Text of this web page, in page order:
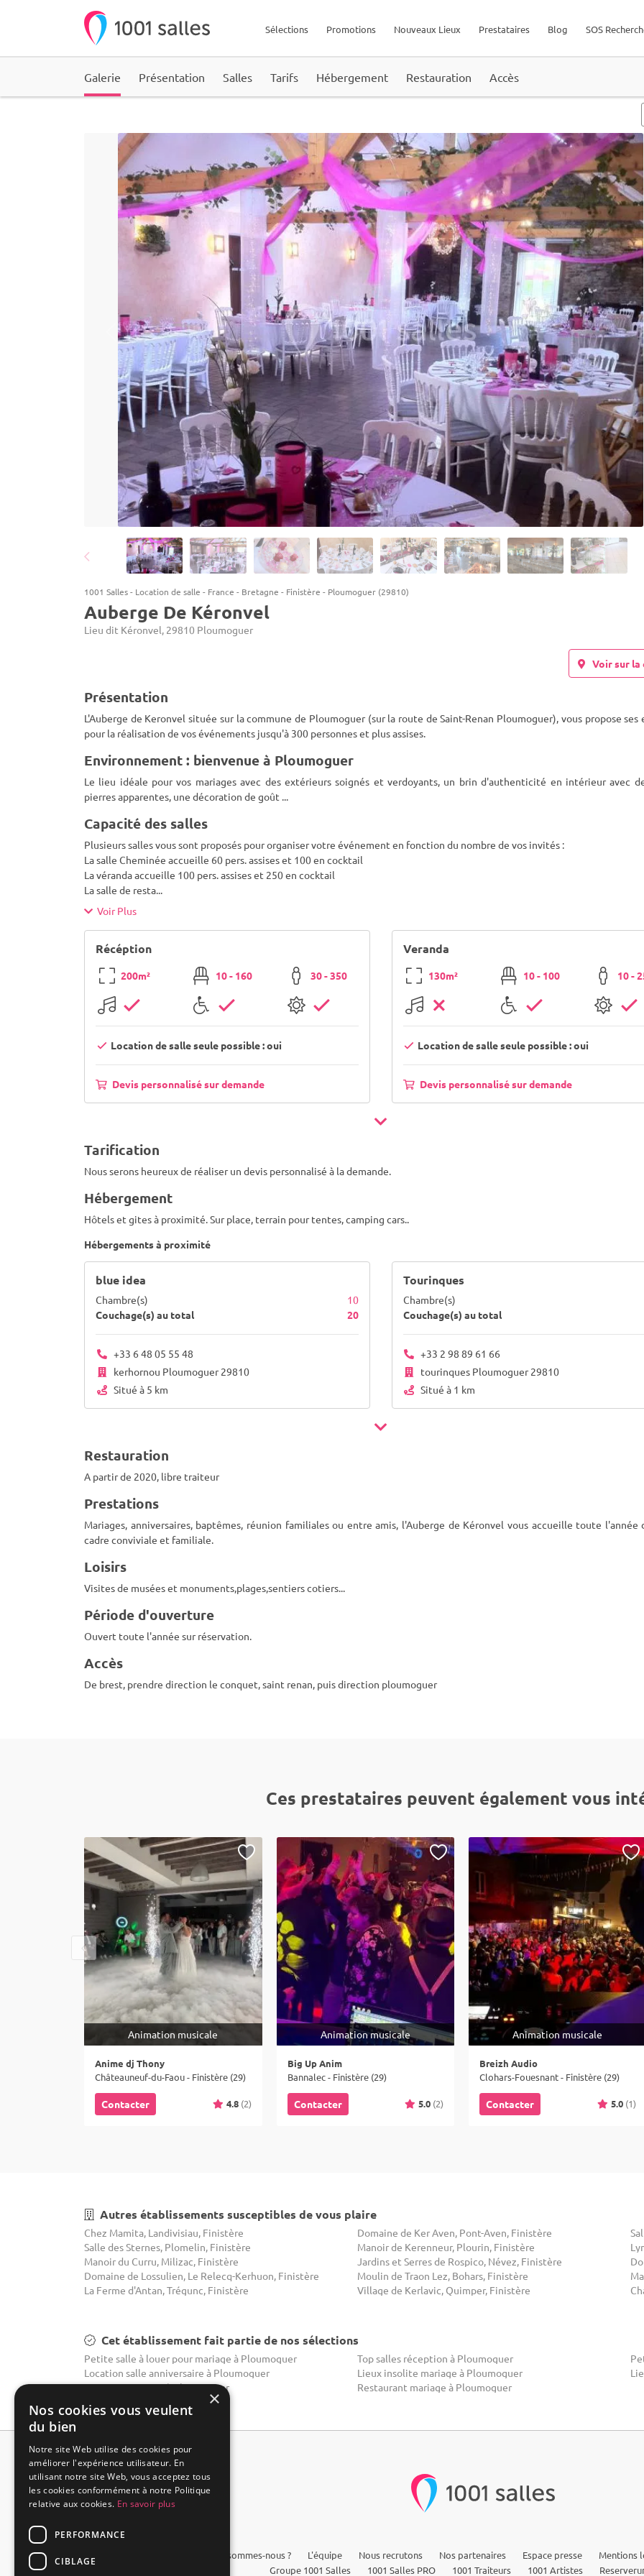
SOS
Blog
Prestataires
Nouveaux Lieux
Promotions
Sélections
Galerie Présentation Salles Tarifs Hébergement Restauration Accès
1001 Salles- Location de salle - France - Bretagne - Finistère - Ploumoguer (29810)
Auberge De Kéronvel
Lieu dit Kéronvel, 29810 Ploumoguer
Voir sur la
Présentation
L'Auberge de Keronvel située sur la commune de Ploumoguer (sur la route de Saint-Renan Ploumoguer), vous propose ses
pour la réalisation de vos événements jusqu'à 300 personnes et plus assises.
Environnement : bienvenue à Ploumoguer
Le lieu idéale pour vos mariages avec des extérieurs soignés et verdoyants, un brin d'authenticité en intérieur avec
pierres apparentes, une décoration de goût ...
Capacité des salles
Plusieurs salles vous sont proposés pour organiser votre événement en fonction du nombre de vos invités :
La salle Cheminée accueille 60 pers. assises et 100 en cocktail
La véranda accueille 100 pers. assises et 250 en cocktail
La salle de resta...
Voir Plus
Récéption
200m² 10 - 160 30 - 350
Location de salle seule possible : oui
Devis personnalisé sur demande
Veranda
130m² 10 - 100 10 -
Location de salle seule possible : oui
Devis personnalisé sur demande
Tarification
Nous serons heureux de réaliser un devis personnalisé à la demande.
Hébergement
Hôtels et gites à proximité. Sur place, terrain pour tentes, camping cars..
Hébergements à proximité
blue idea
Chambre(s)
10
Couchage(s) au total
20
+33 6 48 05 55 48
kerhornou Ploumoguer 29810
Situé à 5 km
Tourinques
Chambre(s)
Couchage(s) au total
+33 2 98 89 61 66
tourinques Ploumoguer 29810
Situé à 1 km
Restauration
A partir de 2020, libre traiteur
Prestations
Mariages, anniversaires, baptêmes, réunion familiales ou entre amis, l'Auberge de Kéronvel vous accueille toute l'année
cadre conviviale et familiale.
Loisirs
Visites de musées et monuments,plages,sentiers cotiers...
Période d'ouverture
Ouvert toute l'année sur réservation.
Accès
De brest, prendre direction le conquet, saint renan, puis direction ploumoguer
Ces prestataires peuvent également vous
Animation musicale
Anime dj Thony
Châteauneuf-du-Faou - Finistère (29)
Contacter 4.8 (2)
Animation musicale
Big Up Anim
Bannalec - Finistère (29)
Contacter 5.0 (2)
Animation musicale
Breizh Audio
Clohars-Fouesnant - Finistère (29)
Contacter 5.0 (1)
Autres établissements susceptibles de vous plaire
Chez Mamita, Landivisiau, Finistère Domaine de Ker Aven, Pont-Aven, Finistère
Salle des Sternes, Plomelin, Finistère
Manoir de Kerenneur, Plourin, Finistère
Manoir du Curru, Milizac, Finistère
Jardins et Serres de Rospico, Névez, Finistère
Domaine de Lossulien, Le Relecq-Kerhuon, Finistère
Moulin de Traon Lez, Bohars, Finistère
La Ferme d'Antan, Trégunc, Finistère
Village de Kerlavic, Quimper, Finistère
Cet établissement fait partie de nos sélections
Petite salle à louer pour mariage à Ploumoguer Top salles réception à Ploumoguer
Location salle anniversaire à Ploumoguer
Lieux insolite mariage à Ploumoguer
Domaine mariage à Ploumoguer
Restaurant mariage à Ploumoguer
Qui sommes-nous ? L'équipe Nous recrutons Nos partenaires Espace presse
Mentions
Groupe 1001 Salles
1001 Salles PRO 1001 Traiteurs 1001 Artistes
×
Nos cookies vous veulent
du bien
Notre site Web utilise des cookies pour
améliorer l'expérience utilisateur. En
utilisant notre site Web, vous acceptez tous
les cookies conformément à notre Politique
relative aux cookies. En savoir plus
PERFORMANCE
CIBLAGE